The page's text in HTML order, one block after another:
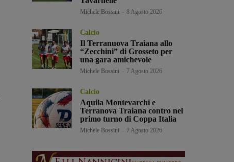
Michele Bossini 8 Agosto 2026
Calcio
Il Terranuova Traiana allo
“Zecchini” di Grosseto per
una gara amichevole
Michele Bossini 7 Agosto 2026
Calcio
Aquila Montevarchi e
Terranova Traiana contro nel
primo turno di Coppa Italia
Michele Bossini 7 Agosto 2026